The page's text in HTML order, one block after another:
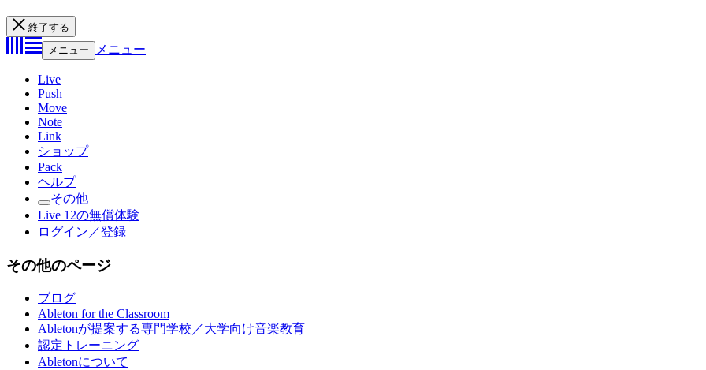
終了する
メニュー
メニュー
Live
Push
Move
Note
Link
ショップ
Pack
ヘルプ
その他
Live 12の無償体験
ログイン／登録
その他のページ
ブログ
Ableton for the Classroom
Abletonが提案する専門学校／大学向け音楽教育
認定トレーニング
Abletonについて